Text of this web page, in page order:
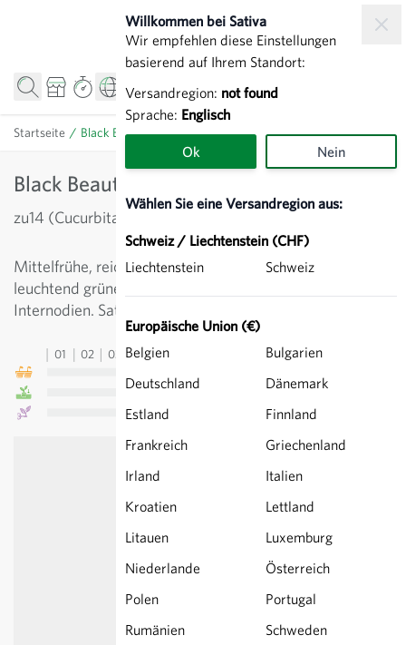
Willkommen bei Sativa
Wir empfehlen diese Einstellungen
basierend auf Ihrem Standort:
Versandregion: not found
Sprache: Englisch
Ok Nein
Wählen Sie eine Versandregion aus:
Schweiz / Liechtenstein (CHF)
Liechtenstein
Schweiz
Europäische Union (€)
Belgien
Bulgarien
Deutschland
Dänemark
Estland
Finnland
Frankreich
Griechenland
Irland
Italien
Kroatien
Lettland
Litauen
Luxemburg
Niederlande
Österreich
Polen
Portugal
Rumänien
Schweden
Startseite / Black Beauty - Zucchetti grün
Black Beauty - Zucchetti grün
zu14 (Cucurbita pepo)
Mittelfrühe, reichtragende Sorte mit länglichen,
leuchtend grünen Früchten. Starkwüchsig mit kurzen
Internodien. Satzweiser Anbau ist sinnvoll.
01 02 03 04 05 09 10